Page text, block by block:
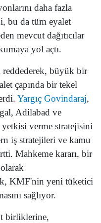
daha fazla
bu da tüm eyalet
mevcut dağıtıcılar
yol açtı.
reddederek, büyük bir
çapında bir tekel
Yargıç Govindaraj,
Adilabad ve
verme stratejisini
iş stratejileri ve kamu
Mahkeme kararı, bir
KMF'nin yeni tüketici
sağlıyor.
birliklerine,